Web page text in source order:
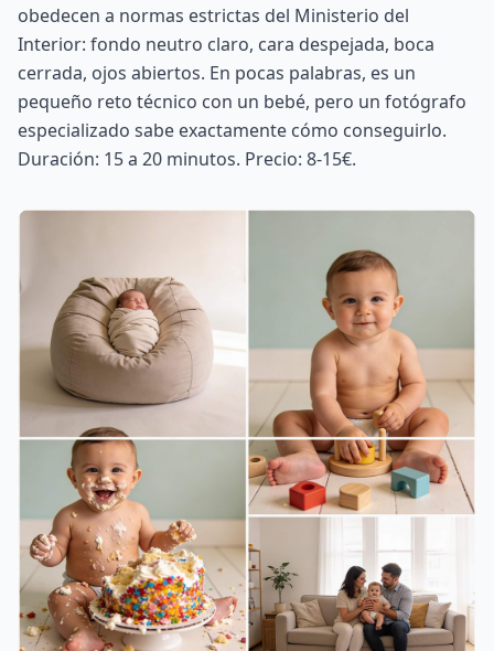
obedecen a normas estrictas del Ministerio del
Interior: fondo neutro claro, cara despejada, boca
cerrada, ojos abiertos. En pocas palabras, es un
pequeño reto técnico con un bebé, pero un fotógrafo
especializado sabe exactamente cómo conseguirlo.
Duración: 15 a 20 minutos. Precio: 8-15€.